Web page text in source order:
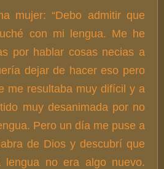
mujer: “Debo admitir que
con mi lengua. Me he
por hablar cosas necias a
dejar de hacer eso pero
me resultaba muy difícil y a
muy desanimada por no
Pero un día me puse a
de Dios y descubrí que
lengua no era algo nuevo.